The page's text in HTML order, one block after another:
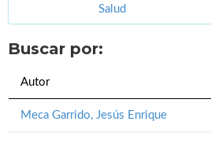
Salud
Buscar por:
Autor
Meca Garrido, Jesús Enrique